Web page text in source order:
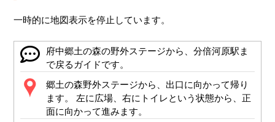
一時的に地図表示を停止しています。
府中郷土の森の野外ステージから、分倍河原駅ま
で戻るガイドです。
郷土の森野外ステージから、出口に向かって帰り
ます。 左に広場、右にトイレという状態から、正
面に向かって進みます。